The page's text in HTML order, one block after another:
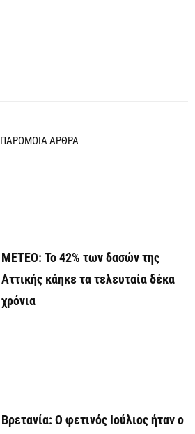
ΠΑΡΟΜΟΙΑ ΑΡΘΡΑ
ΜΕΤΕΟ: Το 42% των δασών της
Αττικής κάηκε τα τελευταία δέκα
χρόνια
Βρετανία: Ο φετινός Ιούλιος ήταν ο